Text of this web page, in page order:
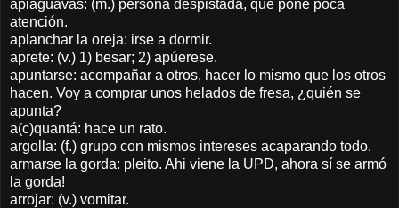
apiaguavas: (m.) persona despistada, que pone poca
atención.
aplanchar la oreja: irse a dormir.
aprete: (v.) 1) besar; 2) apúerese.
apuntarse: acompañar a otros, hacer lo mismo que los otros
hacen. Voy a comprar unos helados de fresa, ¿quién se
apunta?
a(c)quantá: hace un rato.
argolla: (f.) grupo con mismos intereses acaparando todo.
armarse la gorda: pleito. Ahi viene la UPD, ahora sí se armó
la gorda!
arrojar: (v.) vomitar.